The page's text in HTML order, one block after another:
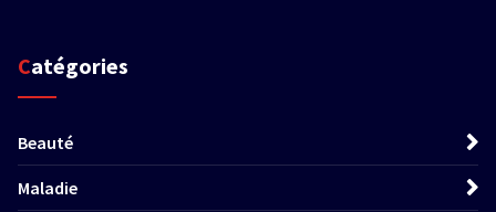
Catégories
Beauté
Maladie